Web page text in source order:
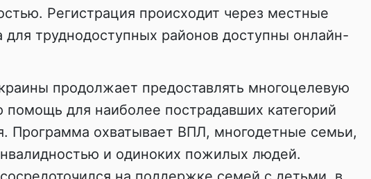
Регистрация происходит через местные
труднодоступных районов доступны онлайн-
продолжает предоставлять многоцелевую
для наиболее пострадавших категорий
Программа охватывает ВПЛ, многодетные семьи,
и одиноких пожилых людей.